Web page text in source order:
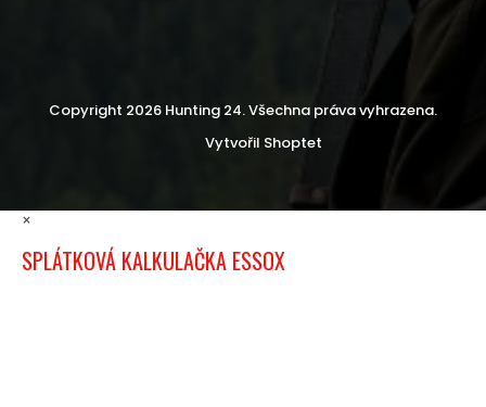
Vytvořil Shoptet
Copyright 2026 Hunting 24. Všechna práva vyhrazena.
×
SPLÁTKOVÁ KALKULAČKA ESSOX